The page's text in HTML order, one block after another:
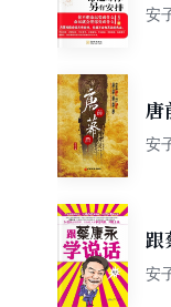
安
唐
安
跟
安